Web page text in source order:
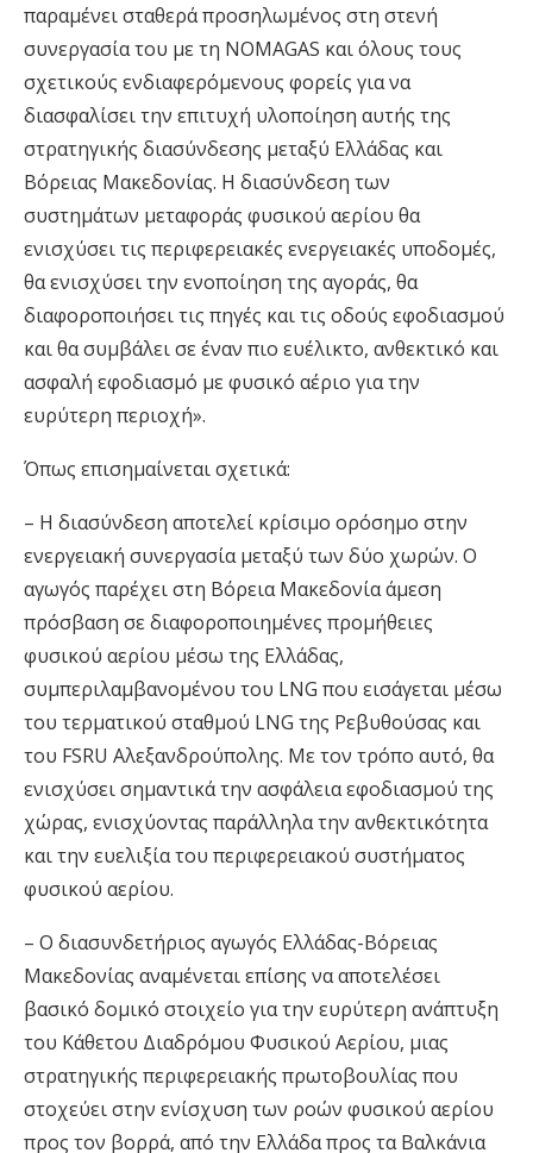
παραμένει σταθερά προσηλωμένος στη στενή
συνεργασία του με τη NOMAGAS και όλους τους
σχετικούς ενδιαφερόμενους φορείς για να
διασφαλίσει την επιτυχή υλοποίηση αυτής της
στρατηγικής διασύνδεσης μεταξύ Ελλάδας και
Βόρειας Μακεδονίας. Η διασύνδεση των
συστημάτων μεταφοράς φυσικού αερίου θα
ενισχύσει τις περιφερειακές ενεργειακές υποδομές,
θα ενισχύσει την ενοποίηση της αγοράς, θα
διαφοροποιήσει τις πηγές και τις οδούς εφοδιασμού
και θα συμβάλει σε έναν πιο ευέλικτο, ανθεκτικό και
ασφαλή εφοδιασμό με φυσικό αέριο για την
ευρύτερη περιοχή».
Όπως επισημαίνεται σχετικά:
– Η διασύνδεση αποτελεί κρίσιμο ορόσημο στην
ενεργειακή συνεργασία μεταξύ των δύο χωρών. Ο
αγωγός παρέχει στη Βόρεια Μακεδονία άμεση
πρόσβαση σε διαφοροποιημένες προμήθειες
φυσικού αερίου μέσω της Ελλάδας,
συμπεριλαμβανομένου του LNG που εισάγεται μέσω
του τερματικού σταθμού LNG της Ρεβυθούσας και
του FSRU Αλεξανδρούπολης. Με τον τρόπο αυτό, θα
ενισχύσει σημαντικά την ασφάλεια εφοδιασμού της
χώρας, ενισχύοντας παράλληλα την ανθεκτικότητα
και την ευελιξία του περιφερειακού συστήματος
φυσικού αερίου.
– Ο διασυνδετήριος αγωγός Ελλάδας-Βόρειας
Μακεδονίας αναμένεται επίσης να αποτελέσει
βασικό δομικό στοιχείο για την ευρύτερη ανάπτυξη
του Κάθετου Διαδρόμου Φυσικού Αερίου, μιας
στρατηγικής περιφερειακής πρωτοβουλίας που
στοχεύει στην ενίσχυση των ροών φυσικού αερίου
προς τον βορρά, από την Ελλάδα προς τα Βαλκάνια